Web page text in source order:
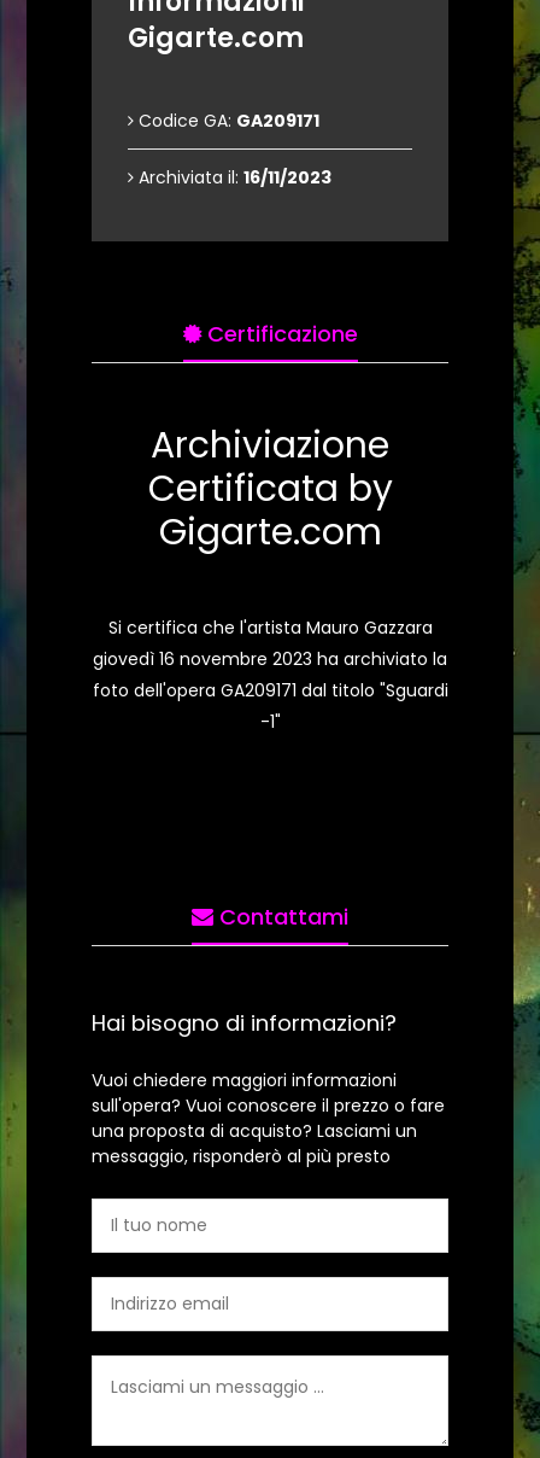
Gigarte.com
Codice GA: GA209171
Archiviata il: 16/11/2023
Certificazione
Archiviazione
Certificata by
Gigarte.com
Si certifica che l'artista Mauro Gazzara
giovedì 16 novembre 2023 ha archiviato la
foto dell'opera GA209171 dal titolo "Sguardi
-1"
Contattami
Hai bisogno di informazioni?
Vuoi chiedere maggiori informazioni
sull'opera? Vuoi conoscere il prezzo o fare
una proposta di acquisto? Lasciami un
messaggio, risponderò al più presto